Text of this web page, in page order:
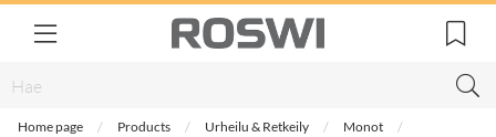
Home page Products Urheilu & Retkeily
Monot